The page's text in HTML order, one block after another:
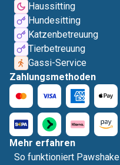
Haussitting
Hundesitting
Katzenbetreuung
Tierbetreuung
Gassi-Service
Zahlungsmethoden
Mehr erfahren
So funktioniert Pawshake